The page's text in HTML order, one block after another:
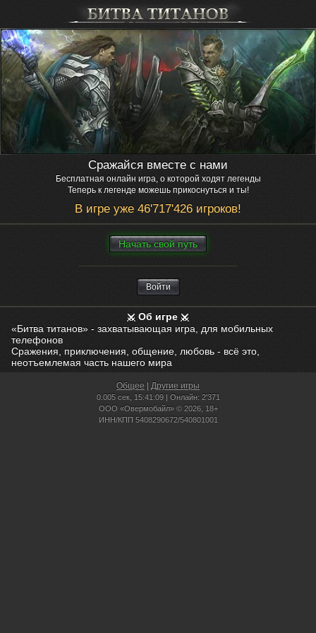
Сражайся вместе с нами
Бесплатная онлайн игра, о которой ходят легенды
Теперь к легенде можешь прикоснуться и ты!
В игре уже 46'717'426 игроков!
Нaчaть свой путь
Войти
Об игре
«Битва титанов» - захватывающая игра, для мобильных
телефонов
Сражения, приключения, общение, любовь - всё это,
неотъемлемая часть нашего мира
Общее Другие игры
0.005 сек, 15:41:09 | Онлайн: 2'371
ООО «Овермобайл» © 2026, 18+
ИНН/КПП 5408290672/540801001